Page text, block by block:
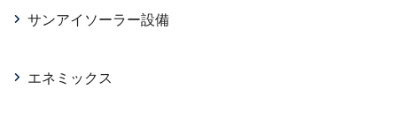
サンアイソーラー設備
エネミックス